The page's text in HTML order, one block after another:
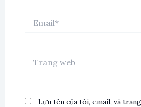
web
Lưu tên của tôi, email, và